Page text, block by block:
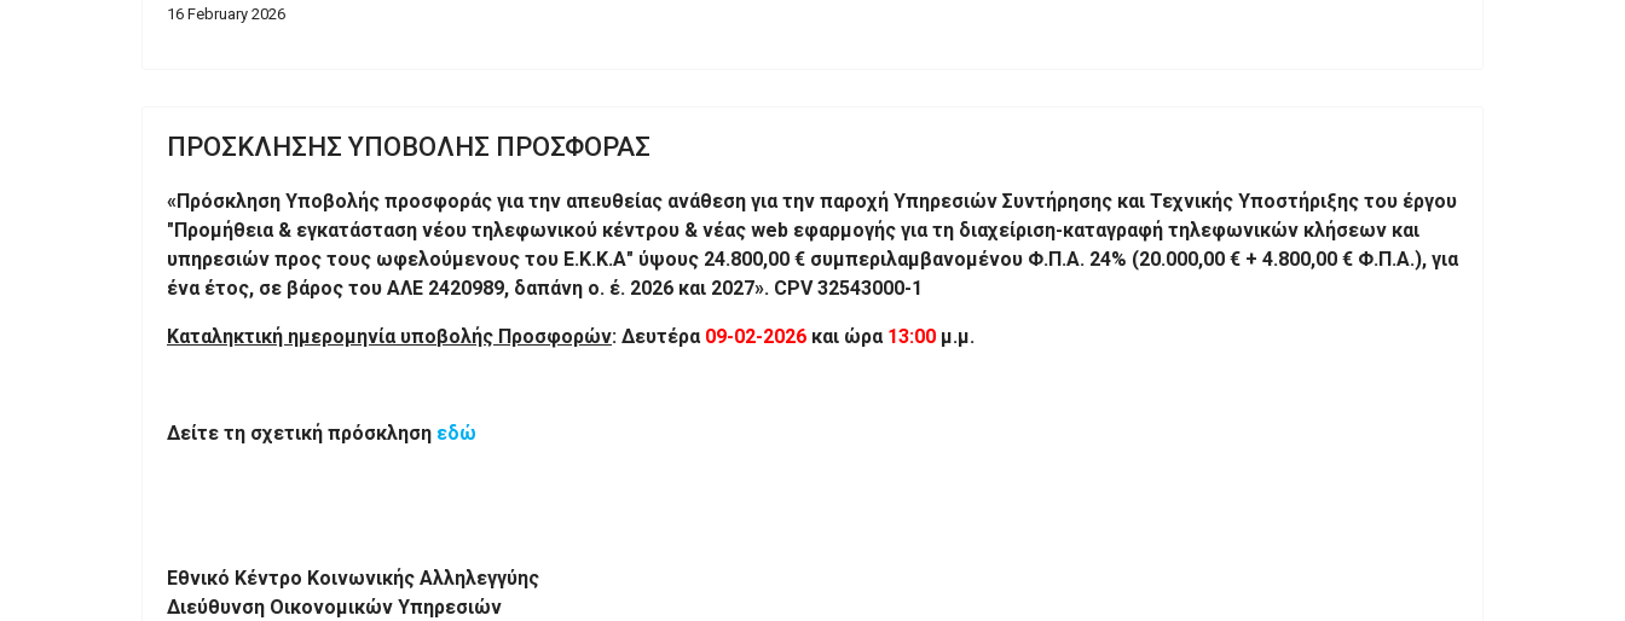
16 February 2026
ΠΡΟΣΚΛΗΣΗΣ ΥΠΟΒΟΛΗΣ ΠΡΟΣΦΟΡΑΣ
«Πρόσκληση Υποβολής προσφοράς για την απευθείας ανάθεση για την παροχή Υπηρεσιών Συντήρησης και Τεχνικής Υποστήριξης του έργου
"Προμήθεια & εγκατάσταση νέου τηλεφωνικού κέντρου & νέας web εφαρμογής για τη διαχείριση-καταγραφή τηλεφωνικών κλήσεων και
υπηρεσιών προς τους ωφελούμενους του Ε.Κ.Κ.Α" ύψους 24.800,00 € συμπεριλαμβανομένου Φ.Π.Α. 24% (20.000,00 € + 4.800,00 € Φ.Π.Α.), για
ένα έτος, σε βάρος του ΑΛΕ 2420989, δαπάνη ο. έ. 2026 και 2027». CPV 32543000-1
Καταληκτική ημερομηνία υποβολής Προσφορών: Δευτέρα 09-02-2026 και ώρα13:00 μ.μ.
Δείτε τη σχετική πρόσκληση εδώ
Εθνικό Κέντρο Κοινωνικής Αλληλεγγύης
Διεύθυνση Οικονομικών Υπηρεσιών